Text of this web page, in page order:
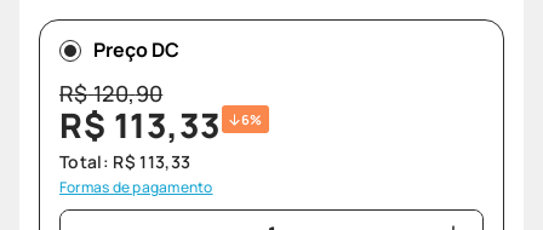
º teste gravidez
Preço DC
R$120,90
R$ 113,33 6%
Total: R$ 113,33
Formas de pagamento